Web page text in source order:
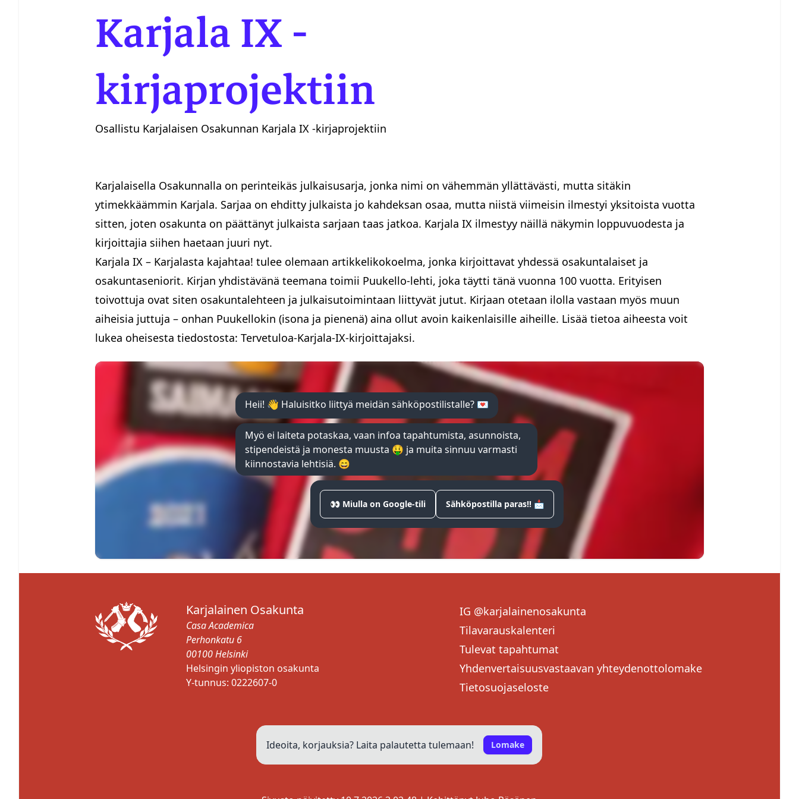
Pohjois-Karjalan valtuuskunta
Karjala IX -
kirjaprojektiin
Osallistu Karjalaisen Osakunnan Karjala IX -kirjaprojektiin
Karjalaisella Osakunnalla on perinteikäs julkaisusarja, jonka nimi on vähemmän yllättävästi, mutta sitäkin
ytimekkäämmin Karjala. Sarjaa on ehditty julkaista jo kahdeksan osaa, mutta niistä viimeisin ilmestyi yksitoista vuotta
sitten, joten osakunta on päättänyt julkaista sarjaan taas jatkoa. Karjala IX ilmestyy näillä näkymin loppuvuodesta ja
kirjoittajia siihen haetaan juuri nyt.
Karjala IX – Karjalasta kajahtaa! tulee olemaan artikkelikokoelma, jonka kirjoittavat yhdessä osakuntalaiset ja
osakuntaseniorit. Kirjan yhdistävänä teemana toimii Puukello-lehti, joka täytti tänä vuonna 100 vuotta. Erityisen
toivottuja ovat siten osakuntalehteen ja julkaisutoimintaan liittyvät jutut. Kirjaan otetaan ilolla vastaan myös muun
aiheisia juttuja – onhan Puukellokin (isona ja pienenä) aina ollut avoin kaikenlaisille aiheille. Lisää tietoa aiheesta voit
lukea oheisesta tiedostosta: Tervetuloa-Karjala-IX-kirjoittajaksi.
Heii! 👋 Haluisitko liittyä meidän sähköpostilistalle? 💌
Myö ei laiteta potaskaa, vaan infoa tapahtumista, asunnoista,
stipendeistä ja monesta muusta 🤑 ja muita sinnuu varmasti
kiinnostavia lehtisiä. 😄
👀 Miulla on Google-tili Sähköpostilla paras!! 📩
Karjalainen Osakunta
Casa Academica
Perhonkatu 6
00100 Helsinki
Helsingin yliopiston osakunta
Y-tunnus: 0222607-0
IG @karjalainenosakunta
Tilavarauskalenteri
Tulevat tapahtumat
Yhdenvertaisuusvastaavan yhteydenottolomake
Tietosuojaseloste
Ideoita, korjauksia? Laita palautetta tulemaan! Lomake